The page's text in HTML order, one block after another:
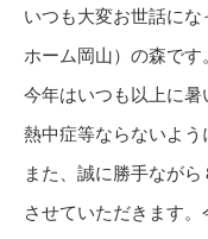
いつも大変お世話に
ホーム岡山）の森です
今年はいつも以上に暑
熱中症等ならないよう
また、誠に勝手なが
させていただきます。